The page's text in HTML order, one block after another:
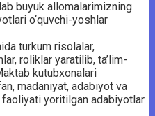
buyuk allomalarimizning
o‘quvchi-yoshlar
turkum risolalar,
roliklar yaratilib, ta’lim-
kutubxonalari
madaniyat, adabiyot va
faoliyati yoritilgan adabiyotlar